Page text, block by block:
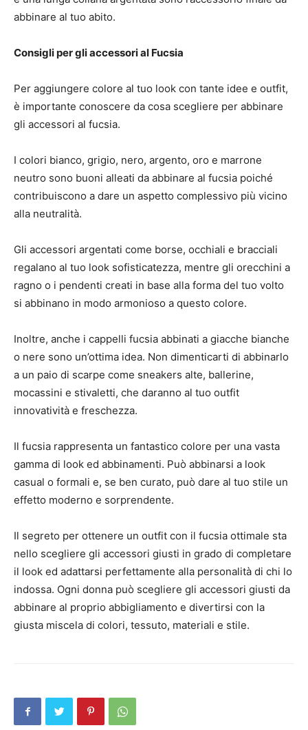
abbinare al tuo abito.
Consigli per gli accessori al Fucsia
Per aggiungere colore al tuo look con tante idee e outfit,
è importante conoscere da cosa scegliere per abbinare
gli accessori al fucsia.
I colori bianco, grigio, nero, argento, oro e marrone
neutro sono buoni alleati da abbinare al fucsia poiché
contribuiscono a dare un aspetto complessivo più vicino
alla neutralità.
Gli accessori argentati come borse, occhiali e bracciali
regalano al tuo look sofisticatezza, mentre gli orecchini a
ragno o i pendenti creati in base alla forma del tuo volto
si abbinano in modo armonioso a questo colore.
Inoltre, anche i cappelli fucsia abbinati a giacche bianche
o nere sono un’ottima idea. Non dimenticarti di abbinarlo
a un paio di scarpe come sneakers alte, ballerine,
mocassini e stivaletti, che daranno al tuo outfit
innovatività e freschezza.
Il fucsia rappresenta un fantastico colore per una vasta
gamma di look ed abbinamenti. Può abbinarsi a look
casual o formali e, se ben curato, può dare al tuo stile un
effetto moderno e sorprendente.
Il segreto per ottenere un outfit con il fucsia ottimale sta
nello scegliere gli accessori giusti in grado di completare
il look ed adattarsi perfettamente alla personalità di chi lo
indossa. Ogni donna può scegliere gli accessori giusti da
abbinare al proprio abbigliamento e divertirsi con la
giusta miscela di colori, tessuto, materiali e stile.